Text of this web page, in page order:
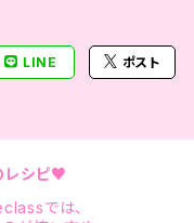
LINE ポスト
レシピ♥
では、